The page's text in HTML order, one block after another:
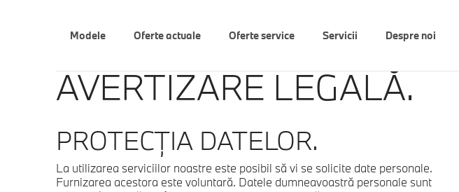
Modele Oferte actuale Oferte service Servicii Despre noi
AVERTIZARE LEGALĂ.
PROTECŢIA DATELOR.
La utilizarea serviciilor noastre este posibil să vi se solicite date personale.
Furnizarea acestora este voluntară. Datele dumneavoastră personale sunt